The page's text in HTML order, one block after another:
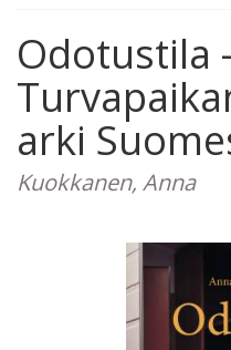
arki
Kuokkanen, Anna